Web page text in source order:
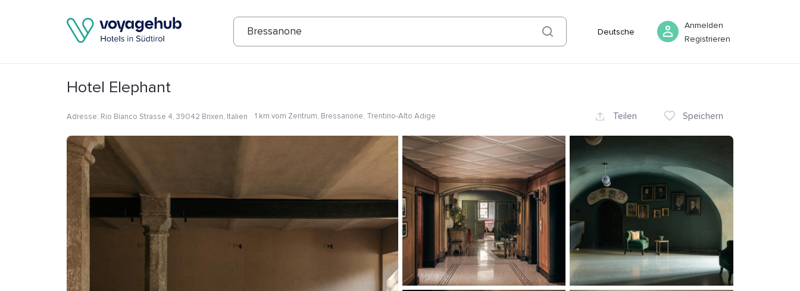
Bressanone Deutsche
Anmelden
Registrieren
Fotos Annehmlichkeiten 06 August Buchen
Hotel Elephant
Adresse: Rio Bianco Strasse 4, 39042 Brixen, Italien 1 km vom Zentrum, Bressanone, Trentino-Alto Adige Teilen Speichern